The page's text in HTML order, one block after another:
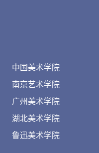
中国美术学院
南京艺术学院
广州美术学院
湖北美术学院
鲁迅美术学院